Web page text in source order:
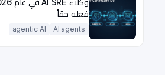
فعله حقاً
AI agents
agentic AI